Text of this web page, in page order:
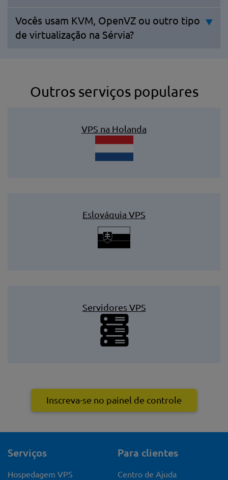
Vocês usam KVM, OpenVZ ou outro tipo
de virtualização na Sérvia?
Outros serviços populares
VPS na Holanda
Eslováquia VPS
Servidores VPS
Inscreva-se no painel de controle
Serviços
Hospedagem VPS
Para clientes
Centro de Ajuda